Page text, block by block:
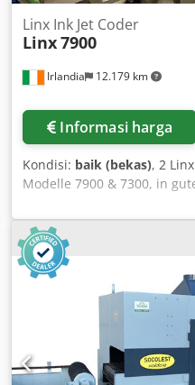
Irlandia 12.179 km
Linx Ink Jet Coder
Linx7900
Informasi harga
Kondisi: baik (bekas), 2
Modelle 7900 & 7300, in
gewartet, betriebsbereit.